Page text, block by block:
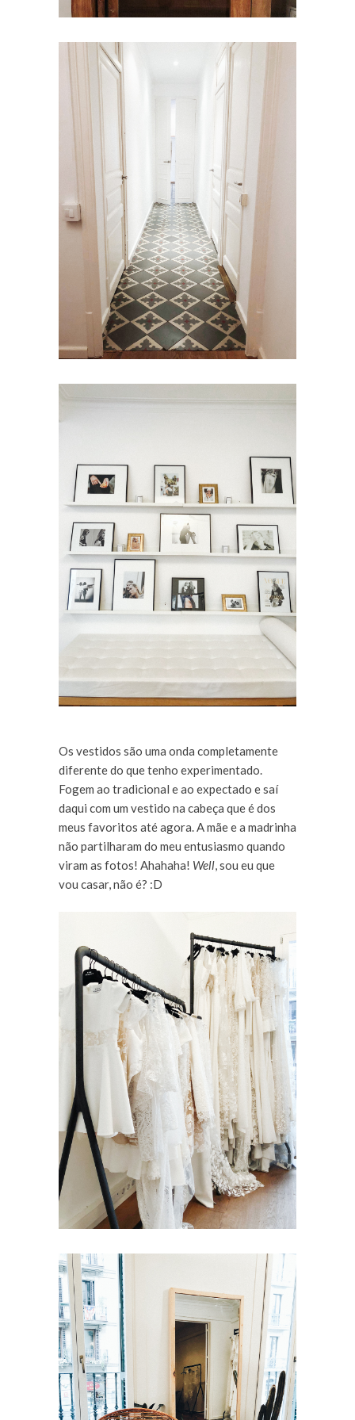
Os vestidos são uma onda completamente
diferente do que tenho experimentado.
Fogem ao tradicional e ao expectado e saí
daqui com um vestido na cabeça que é dos
meus favoritos até agora. A mãe e a madrinha
não partilharam do meu entusiasmo quando
viram as fotos! Ahahaha! Well, sou eu que
vou casar, não é? :D